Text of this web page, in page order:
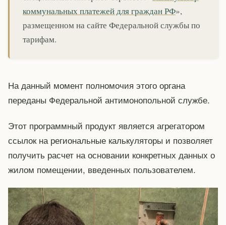
коммунальных платежей для граждан РФ»,
размещенном на сайте Федеральной службы по
тарифам.
На данный момент полномочия этого органа
переданы Федеральной антимонопольной службе.
Этот программный продукт является агрегатором
ссылок на региональные калькуляторы и позволяет
получить расчет на основании конкретных данных о
жилом помещении, введенных пользователем.